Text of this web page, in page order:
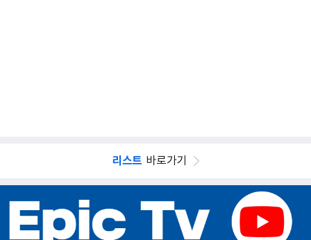
리스트 바로가기